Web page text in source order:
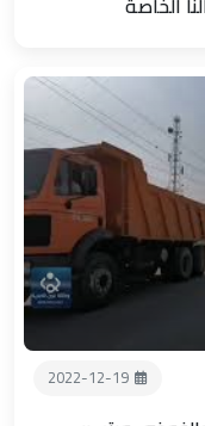
2022-12-19